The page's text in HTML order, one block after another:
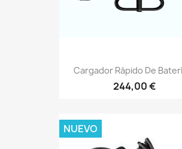
Cargador Rápido De
244,00 €
NUEVO